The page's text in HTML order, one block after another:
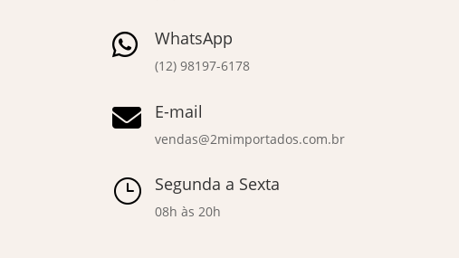
 WhatsApp
(12) 98197-6178
 E-mail
vendas@2mimportados.com.br
} Segunda a Sexta
08h às 20h